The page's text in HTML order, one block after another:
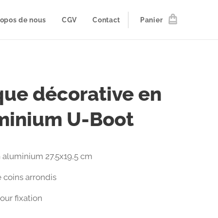
de nous CGV Contact Panier
décorative en
U-Boot
27.5x19,5 cm
coins arrondis
fixation